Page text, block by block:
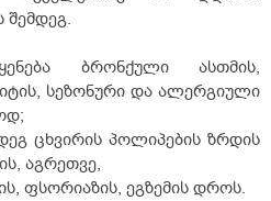
შემდეგ.
ბრონქული ასთმის,
სეზონური და ალერგიული
ცხვირის პოლიპების ზრდის
აგრეთვე,
ფსორიაზის, ეგზემის დროს.